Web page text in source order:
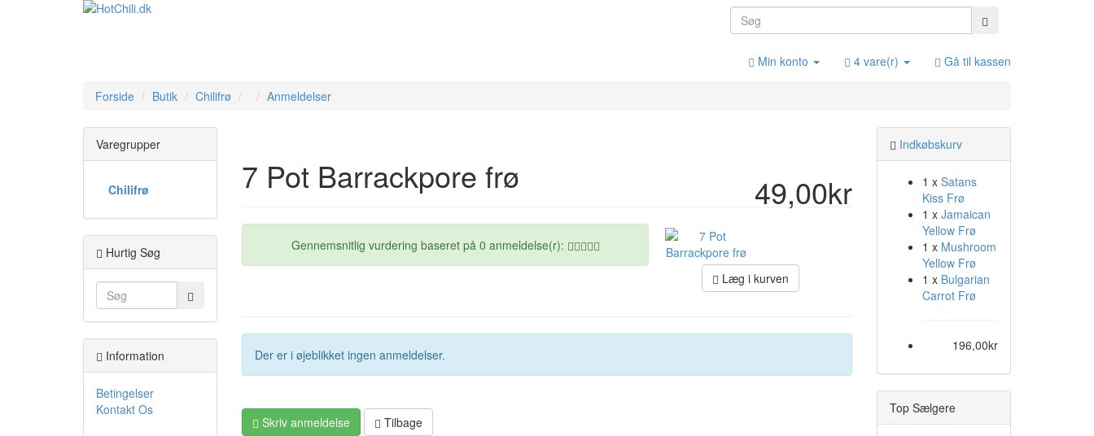
Min konto 4 vare(r) Gå til kassen
Forside Butik Chilifrø Anmeldelser
49,00kr
7 Pot Barrackpore frø
Gennemsnitlig vurdering baseret på 0 anmeldelse(r):
Læg i kurven
Der er i øjeblikket ingen anmeldelser.
Skriv anmeldelse Tilbage
Varegrupper
Chilifrø
Hurtig Søg
Information
Betingelser
Kontakt Os
Indkøbskurv
1 x Satans
Kiss Frø
1 x Jamaican
Yellow Frø
1 x Mushroom
Yellow Frø
1 x Bulgarian
Carrot Frø
196,00kr
Top Sælgere